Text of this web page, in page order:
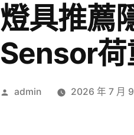
燈具推薦
Sensor荷
作
admin 2026 年 7 月 9